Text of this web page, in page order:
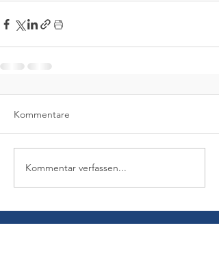
Kommentare
Kommentar verfassen...